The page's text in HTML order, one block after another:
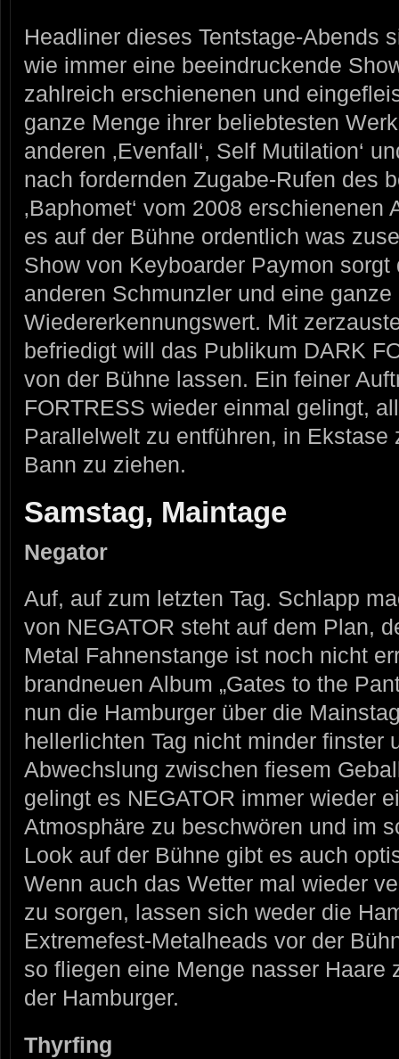
Headliner dieses Tentstage-Abends
wie immer eine beeindruckende
zahlreich erschienenen und
ganze Menge ihrer beliebtesten
anderen ‚Evenfall‘, Self Mutilation‘
nach fordernden Zugabe-Rufen des
‚Baphomet‘ vom 2008 erschienenen
es auf der Bühne ordentlich was
Show von Keyboarder Paymon
anderen Schmunzler und eine ganze
Wiedererkennungswert. Mit
befriedigt will das Publikum DARK
von der Bühne lassen. Ein feiner
FORTRESS wieder einmal gelingt,
Parallelwelt zu entführen, in Ekstase
Bann zu ziehen.
Samstag, Maintage
Negator
Auf, auf zum letzten Tag. Schlapp
von NEGATOR steht auf dem Plan,
Metal Fahnenstange ist noch nicht
brandneuen Album „Gates to the
nun die Hamburger über die
hellerlichten Tag nicht minder finster
Abwechslung zwischen fiesem
gelingt es NEGATOR immer wieder
Atmosphäre zu beschwören und im
Look auf der Bühne gibt es auch
Wenn auch das Wetter mal wieder
zu sorgen, lassen sich weder die
Extremefest-Metalheads vor der
so fliegen eine Menge nasser Haare
der Hamburger.
Thyrfing